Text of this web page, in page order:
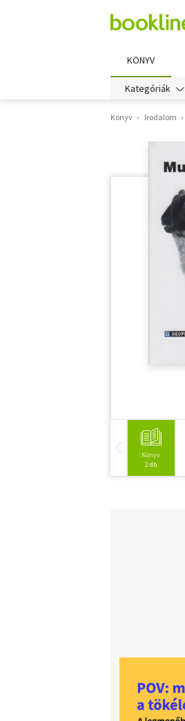
KÖNYV
Kategóriák
Könyv Irodalom
Könyv
2 db